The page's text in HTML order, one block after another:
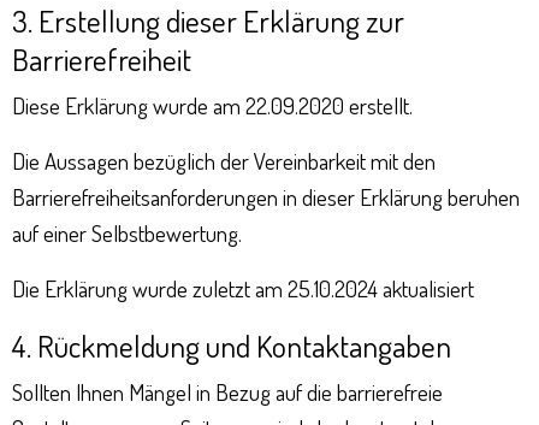
3. Erstellung dieser Erklärung zur
Barrierefreiheit
Diese Erklärung wurde am 22.09.2020 erstellt.
Die Aussagen bezüglich der Vereinbarkeit mit den
Barrierefreiheitsanforderungen in dieser Erklärung beruhen
auf einer Selbstbewertung.
Die Erklärung wurde zuletzt am 25.10.2024 aktualisiert
4. Rückmeldung und Kontaktangaben
Sollten Ihnen Mängel in Bezug auf die barrierefreie